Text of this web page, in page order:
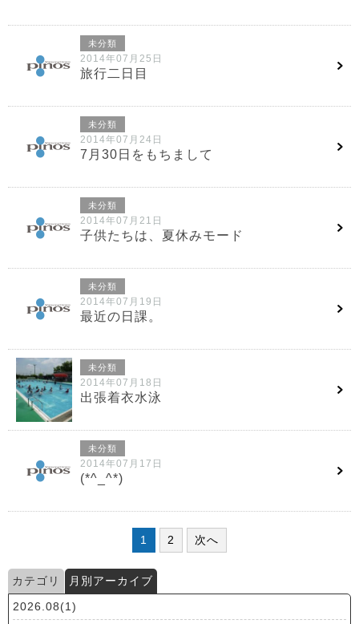
未分類
2014年07月25日
旅行二日目
未分類
2014年07月24日
7月30日をもちまして
未分類
2014年07月21日
子供たちは、夏休みモード
未分類
2014年07月19日
最近の日課。
未分類
2014年07月18日
出張着衣水泳
未分類
2014年07月17日
(*^_^*)
1 2 次へ
カテゴリ
月別アーカイブ
2026.08(1)